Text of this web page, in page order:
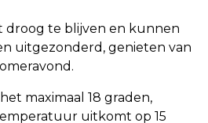
droog te blijven en kunnen
uitgezonderd, genieten van
maximaal 18 graden,
uitkomt op 15